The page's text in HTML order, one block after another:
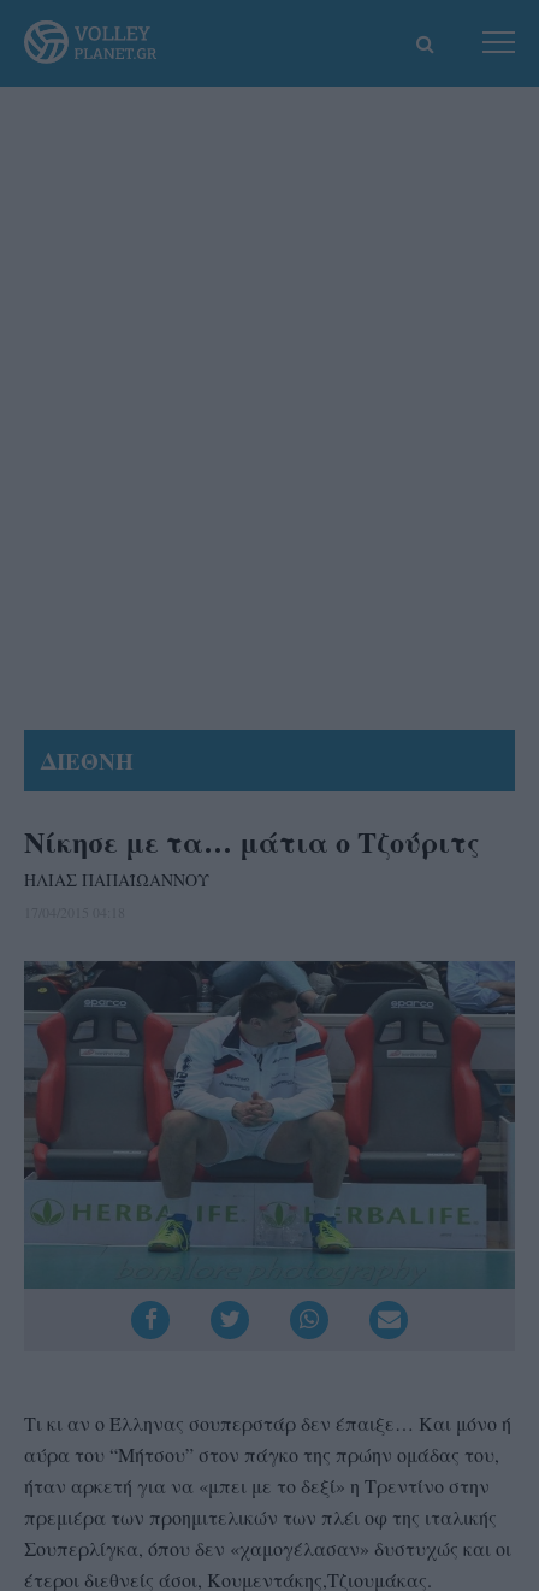
ΔΙΕΘΝΗ
Νίκησε με τα… μάτια ο Τζούριτς
ΗΛΙΑΣ ΠΑΠΑΪΩΑΝΝΟΥ
Τι κι αν ο Έλληνας σουπερστάρ δεν έπαιξε… Και μόνο ή
αύρα του “Μήτσου” στον πάγκο της πρώην ομάδας του,
ήταν αρκετή για να «μπει με το δεξί» η Τρεντίνο στην
πρεμιέρα των προημιτελικών των πλέι οφ της ιταλικής
Σουπερλίγκα, όπου δεν «χαμογέλασαν» δυστυχώς και οι
έτεροι διεθνείς άσοι, Κουμεντάκης,Τζιουμάκας.